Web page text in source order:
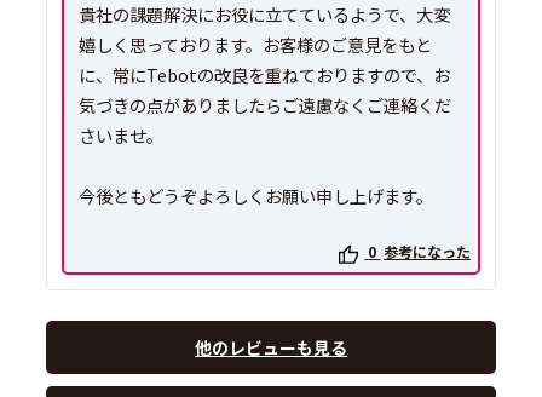
貴社の課題解決にお役に立てているようで、大変
嬉しく思っております。お客様のご意見をもと
に、常にTebotの改良を重ねておりますので、お
気づきの点がありましたらご遠慮なくご連絡くだ
さいませ。
今後ともどうぞよろしくお願い申し上げます。
0 参考になった
他のレビューも見る